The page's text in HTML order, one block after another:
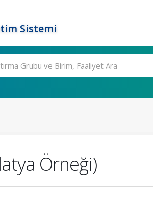
Sistemi
Örneği)